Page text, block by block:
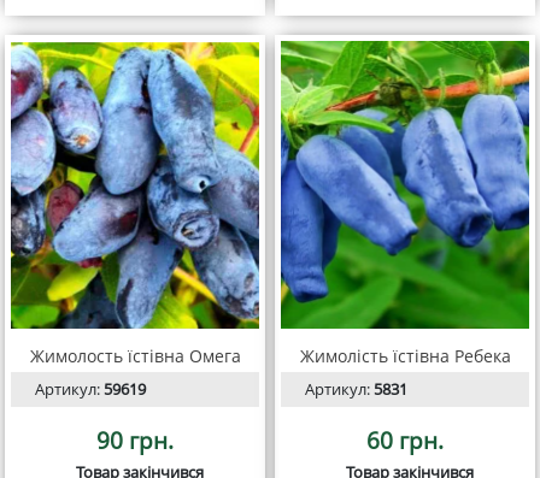
Жимолость їстівна Омега
Артикул:59619
90 грн.
Товар закінчився
Жимолість їстівна Ребека
Артикул:5831
60 грн.
Товар закінчився